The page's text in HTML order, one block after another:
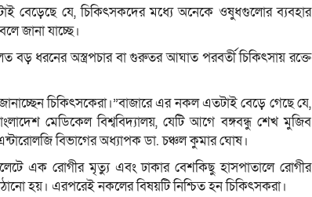
বেড়েছে যে, চিকিৎসকদের মধ্যে অনেকে ওষুধগুলোর ব্যবহার
জানা যাচ্ছে।
বড় ধরনের অস্ত্রপচার বা গুরুতর আঘাত পরবর্তী চিকিৎসায় রক্তে
চিকিৎসকেরা।”বাজারে এর নকল এতটাই বেড়ে গেছে যে,
মেডিকেল বিশ্ববিদ্যালয়, যেটি আগে বঙ্গবন্ধু শেখ মুজিব
বিভাগের অধ্যাপক ডা. চঞ্চল কুমার ঘোষ।
এক রোগীর মৃত্যু এবং ঢাকার বেশকিছু হাসপাতালে রোগীর
হয়। এরপরেই নকলের বিষয়টি নিশ্চিত হন চিকিৎসকরা।